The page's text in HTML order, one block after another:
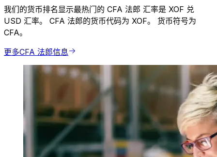
我们的货币排名显示最热门的 CFA 法郎 汇率是 XOF 兑
USD 汇率。 CFA 法郎的货币代码为 XOF。 货币符号为
CFA。
更多CFA 法郎信息